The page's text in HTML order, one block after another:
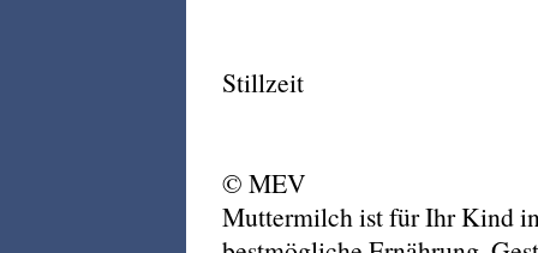
Stillzeit
© MEV
Muttermilch ist für Ihr Kind